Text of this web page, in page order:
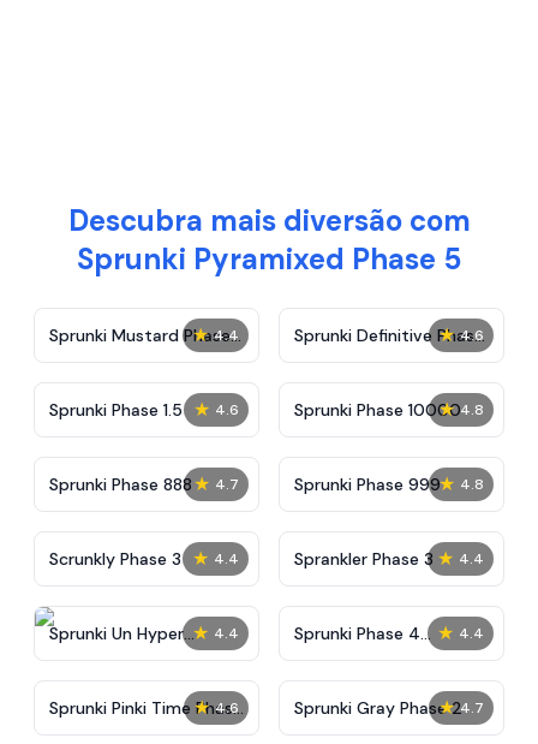
Descubra mais diversão com
Sprunki Pyramixed Phase 5
★ 4.4
Sprunki Mustard Phase
2
★ 4.6
Sprunki Definitive Phase
7
★ 4.6
Sprunki Phase 1.5 ★ 4.8
Sprunki Phase 10000
★ 4.7
Sprunki Phase 888 ★ 4.8
Sprunki Phase 999
★ 4.4
Scrunkly Phase 3 ★ 4.4
Sprankler Phase 3
★ 4.4
Sprunki Un Hyper
Shifted Phase 4
★ 4.4
Sprunki Phase 4
Alternate Edition
★ 4.6
Sprunki Pinki Time Phase
3
★ 4.7
Sprunki Gray Phase 2